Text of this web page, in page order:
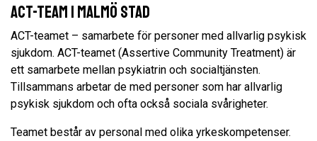
ACT-team i Malmö stad
ACT-teamet – samarbete för personer med allvarlig psykisk
sjukdom. ACT-teamet (Assertive Community Treatment) är
ett samarbete mellan psykiatrin och socialtjänsten.
Tillsammans arbetar de med personer som har allvarlig
psykisk sjukdom och ofta också sociala svårigheter.
Teamet består av personal med olika yrkeskompetenser.